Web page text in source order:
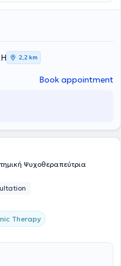
into account each person's
2,2 km
Book appointment
Ψυχοθεραπεύτρια
Therapy